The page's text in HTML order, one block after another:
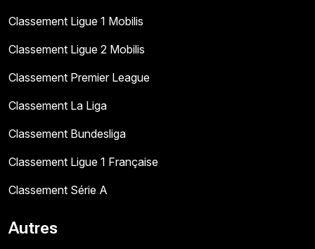
Classement Ligue 1 Mobilis
Classement Ligue 2 Mobilis
Classement Premier League
Classement La Liga
Classement Bundesliga
Classement Ligue 1 Française
Classement Série A
Autres